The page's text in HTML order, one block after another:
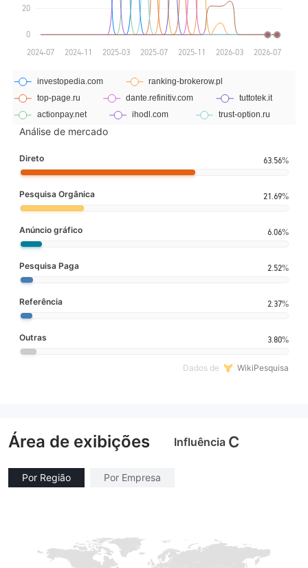
Análise de mercado
Direto 63.56%
Pesquisa Orgânica 21.69%
Anúncio gráfico 6.06%
Pesquisa Paga 2.52%
Referência 2.37%
Outras 3.80%
Dados de WikiPesquisa
Área de exibições Influência C
Por Região Por Empresa